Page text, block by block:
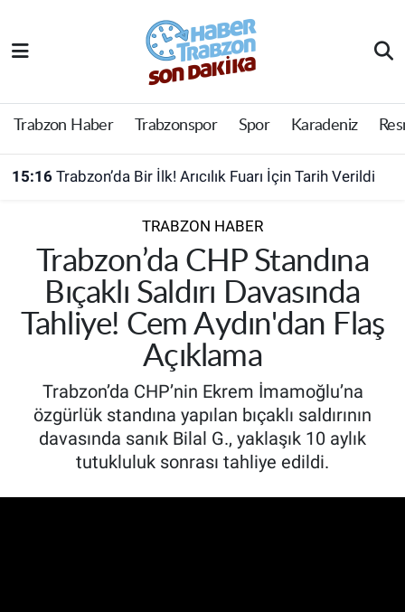
Trabzon Haber Trabzonspor Spor Karadeniz
15:16 Trabzon’da Bir İlk! Arıcılık Fuarı İçin Tarih Verildi
TRABZON HABER
Trabzon’da CHP Standına
Bıçaklı Saldırı Davasında
Tahliye! Cem Aydın'dan Flaş
Açıklama
Trabzon’da CHP’nin Ekrem İmamoğlu’na
özgürlük standına yapılan bıçaklı saldırının
davasında sanık Bilal G., yaklaşık 10 aylık
tutukluluk sonrası tahliye edildi.
Trabzon Haber
Trabzonspor
Resmi Reklam
Yazarlar
Perde Arkası
Trabzon Nöbetçi Eczaneler
Trabzon Hava Durumu
Süper Lig Puan Durumu ve Fikstür
Tüm Manşetler
Son Dakika Haberleri
Haber Arşivi